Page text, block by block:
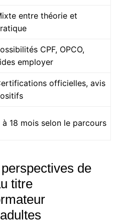
entre théorie et
CPF, OPCO,
employer
officielles, avis
à 18 mois selon le parcours
de
titre